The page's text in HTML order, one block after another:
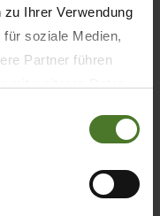
Ihrer Verwendung
soziale Medien,
Partner führen
gesammelt
auch Dienstleister
45
38
38
49